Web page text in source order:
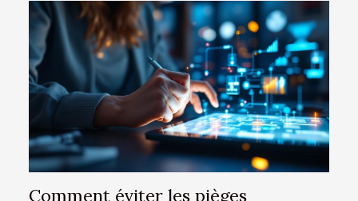
Comment éviter les pièges